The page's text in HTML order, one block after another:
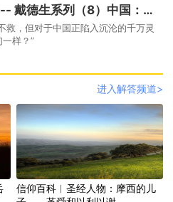
宣教士生命故事灵修日引 -- 戴德生系列（8）中国：属灵的需要与托付
救，但对于中国正陷入沉沦的千万灵
样？”
进入解答频道>
信仰百科︱圣经人物：摩西的儿